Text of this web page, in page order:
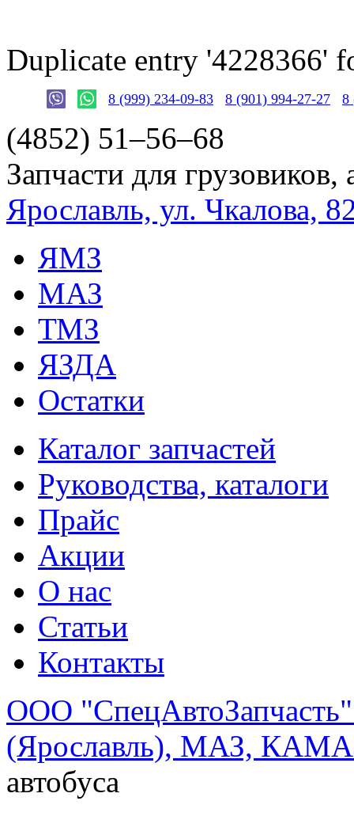
Duplicate entry '4228366'
8 (999) 234-09-83 8 (901) 994-27-27 8
(4852) 51–56–68
Запчасти для грузовиков,
Ярославль, ул. Чкалова,
ЯМЗ
МАЗ
ТМЗ
ЯЗДА
Остатки
Каталог запчастей
Руководства, каталоги
Прайс
Акции
О нас
Статьи
Контакты
ООО
(Ярославль), МАЗ,
автобуса